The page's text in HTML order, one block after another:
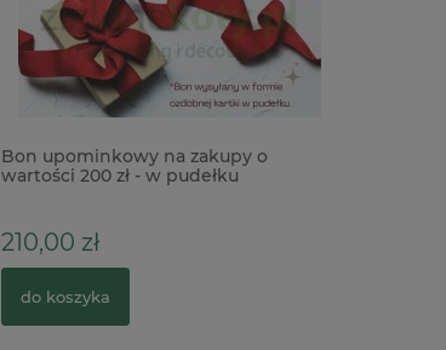
Bon upominkowy na zakupy o
wartości 200 zł - w pudełku
210,00 zł
do koszyka